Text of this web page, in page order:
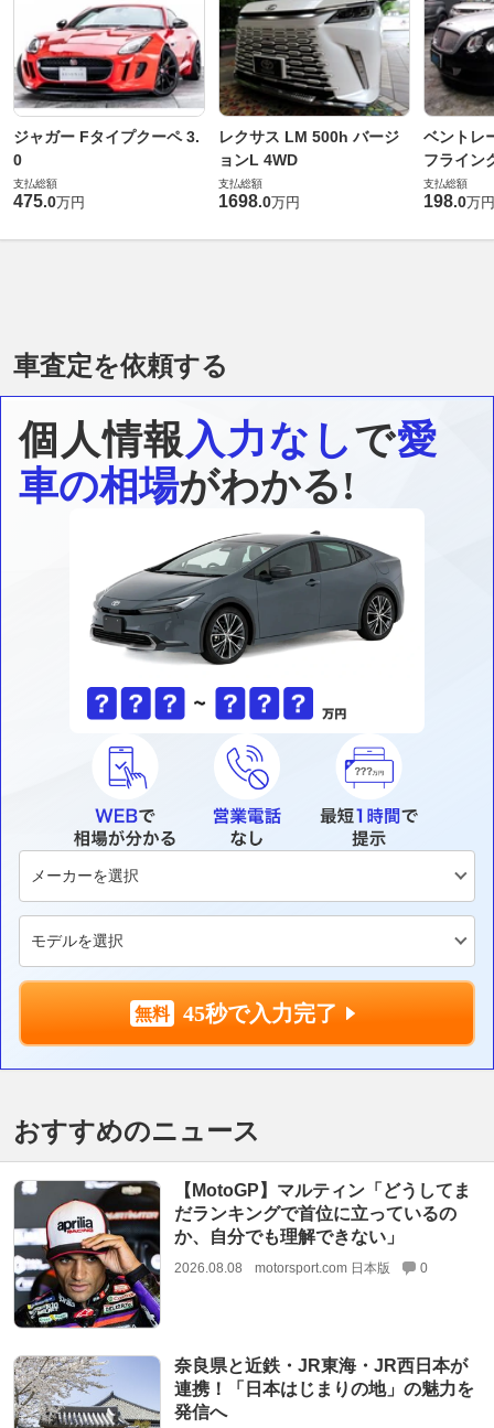
ジャガー Fタイプクーペ 3.
0
支払総額
475.0万円
レクサス LM 500h バージ
ョンL 4WD
支払総額
1698.0万円
ベントレ
フライン
支払総額
198.0万円
車査定を依頼する
個人情報入力なしで愛
車の相場がわかる!
45秒で入力完了
おすすめのニュース
【MotoGP】マルティン「どうしてま
だランキングで首位に立っているの
か、自分でも理解できない」
2026.08.08 motorsport.com 日本版 0
奈良県と近鉄・JR東海・JR西日本が
連携！「日本はじまりの地」の魅力を
発信へ